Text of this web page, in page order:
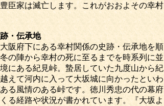
臣家は滅亡します。これがおおよその幸村
・伝承地
府下にある幸村関係の史跡・伝承地を順
の陣から幸村の死に至るまでを時系列に並
にある紀見峠。蟄居していた九度山から紀
えて河内に入って大坂城に向かったといわ
る風情のある峠です。徳川秀忠の代の幕府
る経路や状況が書かれています。『大坂よ